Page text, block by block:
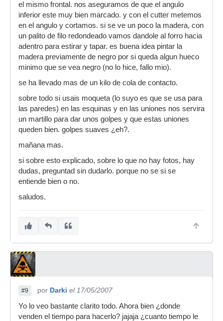
el mismo frontal. nos aseguramos de que el angulo
inferior este muy bien marcado. y con el cutter metemos
en el angulo y cortamos. si se ve un poco la madera, con
un palito de filo redondeado vamos dandole al forro hacia
adentro para estirar y tapar. es buena idea pintar la
madera previamente de negro por si queda algun hueco
minimo que se vea negro (no lo hice, fallo mio).
se ha llevado mas de un kilo de cola de contacto.
sobre todo si usais moqueta (lo suyo es que se usa para
las paredes) en las esquinas y en las uniones nos servira
un martillo para dar unos golpes y que estas uniones
queden bien. golpes suaves ¿eh?.
mañana mas.
si sobre esto explicado, sobre lo que no hay fotos, hay
dudas, preguntad sin dudarlo. porque no se si se
entiende bien o no.
saludos.
#9 por Darki el 17/05/2007
Yo lo veo bastante clarito todo. Ahora bien ¿donde
venden el tiempo para hacerlo? jajaja ¿cuanto tiempo le